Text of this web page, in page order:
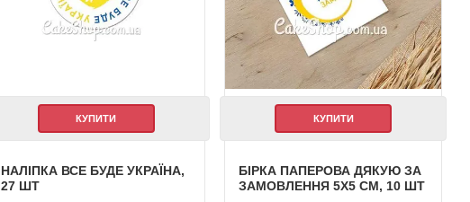
КУПИТИ
НАЛІПКА ВСЕ БУДЕ УКРАЇНА,
27 ШТ
КУПИТИ
БІРКА ПАПЕРОВА ДЯКУЮ ЗА
ЗАМОВЛЕННЯ 5Х5 СМ, 10 ШТ